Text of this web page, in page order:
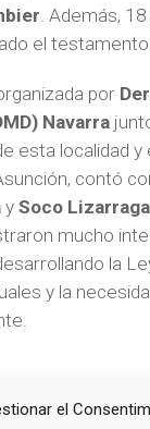
el
. Además,
el
por
Navarra
esta localidad y
contó
ySoco Lizarraga
mucho
la
y la